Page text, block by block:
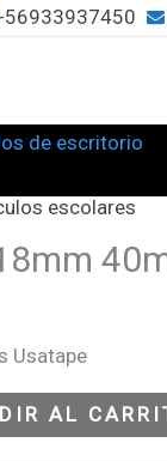
de escritorio
escolares
Usatape
AL